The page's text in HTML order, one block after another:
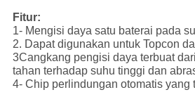
Fitur:
1- Mengisi daya satu baterai pada
2. Dapat digunakan untuk Topcon
3Cangkang pengisi daya terbuat
tahan terhadap suhu tinggi dan
4- Chip perlindungan otomatis yang